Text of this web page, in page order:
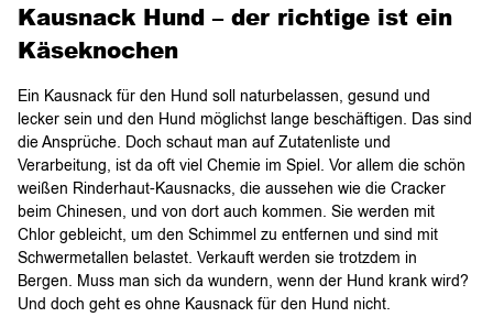
Kausnack Hund – der richtige ist ein
Käseknochen
Ein Kausnack für den Hund soll naturbelassen, gesund und
lecker sein und den Hund möglichst lange beschäftigen. Das sind
die Ansprüche. Doch schaut man auf Zutatenliste und
Verarbeitung, ist da oft viel Chemie im Spiel. Vor allem die schön
weißen Rinderhaut-Kausnacks, die aussehen wie die Cracker
beim Chinesen, und von dort auch kommen. Sie werden mit
Chlor gebleicht, um den Schimmel zu entfernen und sind mit
Schwermetallen belastet. Verkauft werden sie trotzdem in
Bergen. Muss man sich da wundern, wenn der Hund krank wird?
Und doch geht es ohne Kausnack für den Hund nicht.